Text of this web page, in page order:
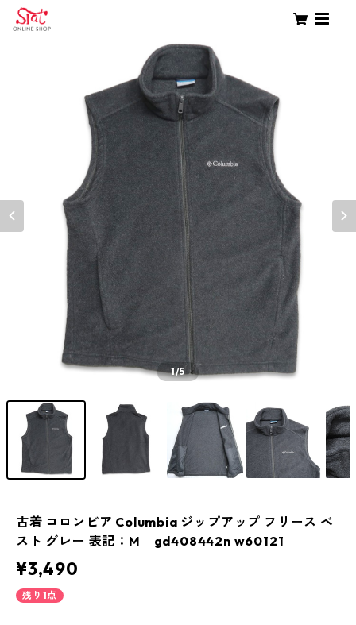
1/5
古着 コロンビア Columbia ジップアップ フリース ベ
スト グレー 表記：M gd408442n w60121
¥3,490
残り1点